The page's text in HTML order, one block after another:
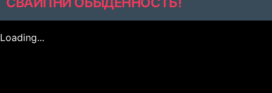
Loading...